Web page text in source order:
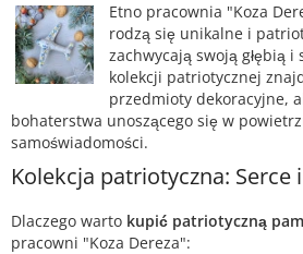
Etno pracownia "Koza
rodzą się unikalne i
zachwycają swoją głębią
kolekcji patriotycznej
przedmioty dekoracyjne,
bohaterstwa unoszącego się w
samoświadomości.
Kolekcja patriotyczna: Serce
Dlaczego warto kupić patriotyczną
pracowni "Koza Dereza":